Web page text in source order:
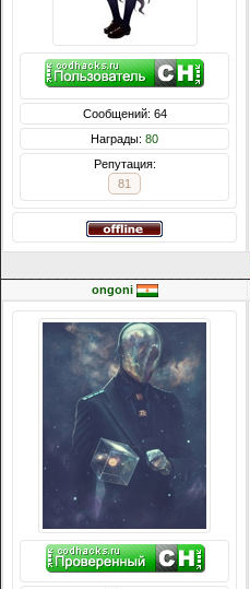
Сообщений: 64
Награды: 80
Репутация:
81
ongoni